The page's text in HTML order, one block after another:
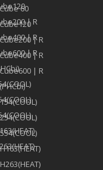
60
| R
| R
| R
| R
| R
| R